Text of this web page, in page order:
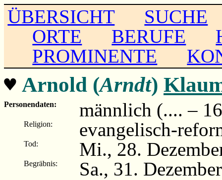
ÜBERSICHT
SUCHE
ORTE
BERUFE
PROMINENTE
♥ Arnold (Arndt)
Personendaten: männlich (.... –
Religion: evangelisch-
Tod: Mi., 28.
Begräbnis: Sa., 31.